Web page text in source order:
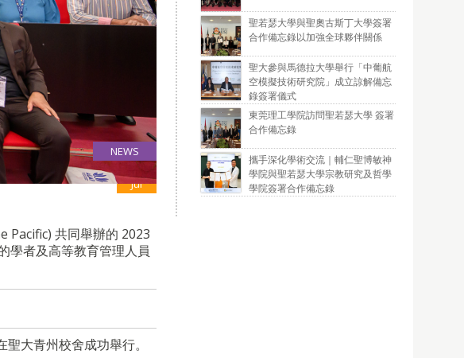
NEWS
13
Jul
Pacific) 共同舉辦的 2023
學者及高等教育管理人員
聖大青州校舍成功舉行。
聖若瑟大學與聖奧古斯丁大學簽署
合作備忘錄以加強全球夥伴關係
聖大參與馬德拉大學舉行「中葡航
空模擬技術研究院」成立諒解備忘
錄簽署儀式
東莞理工學院訪問聖若瑟大學 簽署
合作備忘錄
攜手深化學術交流｜輔仁聖博敏神
學院與聖若瑟大學宗教研究及哲學
學院簽署合作備忘錄